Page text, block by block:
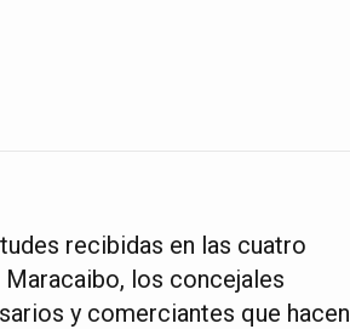
recibidas en las cuatro
los concejales
y comerciantes que hacen